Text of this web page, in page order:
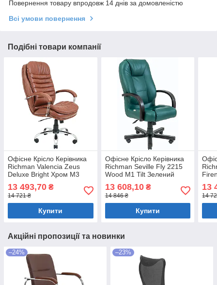
Повернення товару впродовж 14 днів за домовленістю
Всі умови повернення
Подібні товари компанії
Офісне Крісло Керівника
Richman Valencia Zeus
Deluxe Bright Хром М3
MultiBlock Коричневий
13 493,70 ₴
14 721 ₴
Купити
Офісне Крісло Керівника
Richman Seville Fly 2215
Wood М1 Tilt Зелений
13 608,10₴
14 846 ₴
Купити
13
14
Акційні пропозиції та новинки
–24% –23%